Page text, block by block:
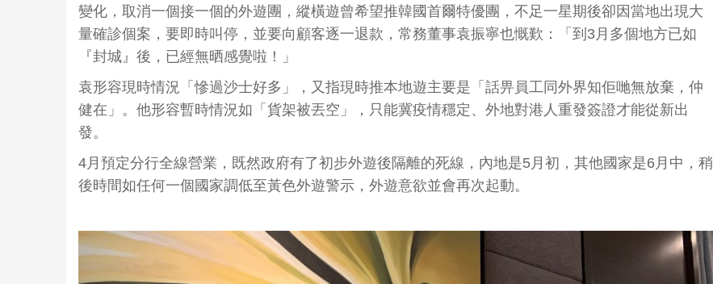
變化，取消一個接一個的外遊團，縱橫遊曾希望推韓國首爾特優團，不足一星期後卻因當地出現大
量確診個案，要即時叫停，並要向顧客逐一退款，常務董事袁振寧也慨歎：「到3月多個地方已如
『封城』後，已經無晒感覺啦！」
袁形容現時情況「慘過沙士好多」，又指現時推本地遊主要是「話畀員工同外界知佢哋無放棄，仲
健在」。他形容暫時情況如「貨架被丟空」，只能冀疫情穩定、外地對港人重發簽證才能從新出
發。
4月預定分行全線營業，既然政府有了初步外遊後隔離的死線，內地是5月初，其他國家是6月中，稍
後時間如任何一個國家調低至黃色外遊警示，外遊意欲並會再次起動。